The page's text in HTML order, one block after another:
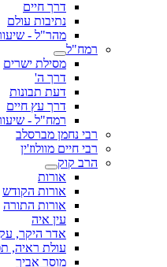
דרך חיים
נתיבות עולם
מהר"ל -
רמח"ל
מסילת ישרים
דרך ה'
דעת תבונות
דרך עץ חיים
רמח"ל -
רבי נחמן מברסלב
רבי חיים מוולוז'ין
הרב קוק
אורות
אורות הקודש
אורות התורה
עין איה
אדר היקר,
עולת ראיה,
מוסר אביך